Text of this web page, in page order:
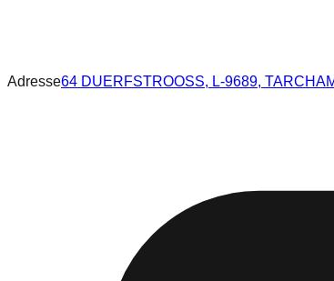
Adresse64 DUERFSTROOSS, L-9689,